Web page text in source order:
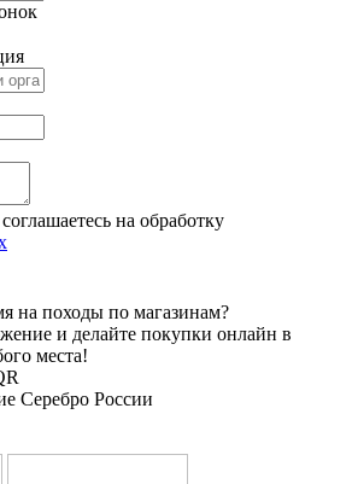
на обработку
на походы по магазинам?
и делайте покупки онлайн в
места!
Серебро России